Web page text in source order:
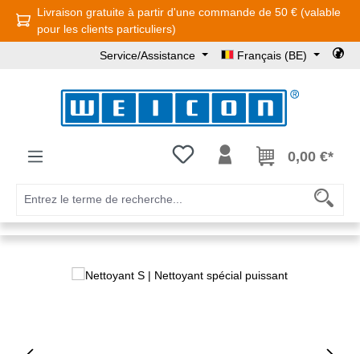
Passer au contenu principal
Livraison gratuite à partir d'une commande de 50 € (valable
pour les clients particuliers)
Service/Assistance Français (BE)
Vous avez 0 articles dans votre
0,00 €*
Ignorer la galerie d'images